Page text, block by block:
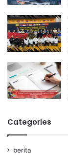
Categories
berita